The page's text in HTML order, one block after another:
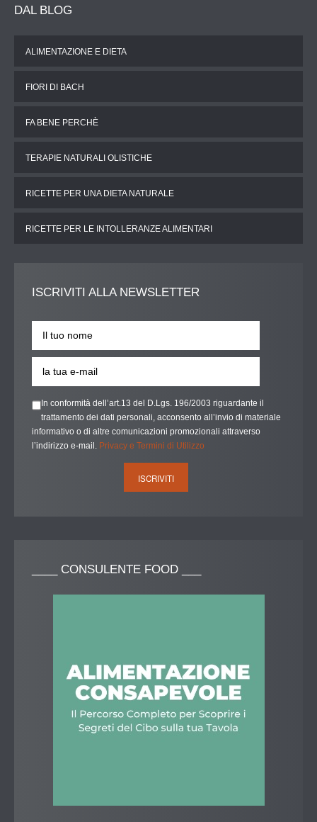
DAL BLOG
ALIMENTAZIONE E DIETA
FIORI DI BACH
FA BENE PERCHÈ
TERAPIE NATURALI OLISTICHE
RICETTE PER UNA DIETA NATURALE
RICETTE PER LE INTOLLERANZE ALIMENTARI
ISCRIVITI ALLA NEWSLETTER
In conformità dell’art.13 del D.Lgs. 196/2003 riguardante il
trattamento dei dati personali, acconsento all’invio di materiale
informativo o di altre comunicazioni promozionali attraverso
l’indirizzo e-mail. Privacy e Termini di Utilizzo
CONSULENTE FOOD ___